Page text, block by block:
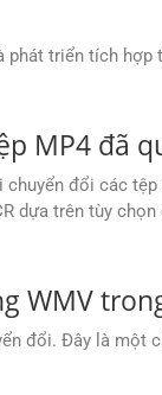
phát triển tích
MP4 đã
đổi các
dựa trên tùy
WMV
đổi. Đây là một